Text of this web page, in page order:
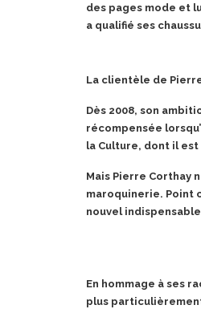
des pages mode et
a qualifié ses
La clientèle de
Dès 2008, son
récompensée
la Culture, dont il
Mais Pierre Corthay
maroquinerie. Point
nouvel
En hommage à ses
plus